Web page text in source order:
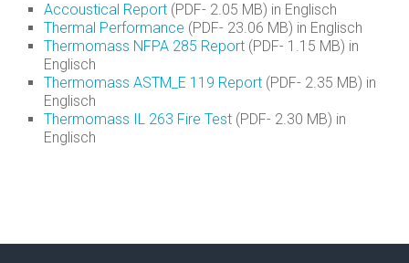
Accoustical Report (PDF- 2.05 MB) in Englisch
Thermal Performance (PDF- 23.06 MB) in Englisch
Thermomass NFPA 285 Report (PDF- 1.15 MB) in
Englisch
Thermomass ASTM_E 119 Report (PDF- 2.35 MB) in
Englisch
Thermomass IL 263 Fire Test (PDF- 2.30 MB) in
Englisch